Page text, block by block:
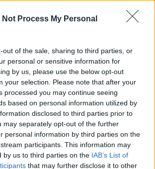
Not Process My Personal
out of the sale, sharing to third parties, or
personal or sensitive information for
by us, please use the below opt-out
your selection. Please note that after your
processed you may continue seeing
based on personal information utilized by
disclosed to third parties prior to
may separately opt-out of the further
personal information by third parties on the
participants. This information may
by us to third parties on the IAB’s List of
that may further disclose it to other
Αλέξη Τσίπρα, δήλωσε ότι κατά
διακυβέρνησής του
αντίθετες από όσες
ενώ άσκησε κριτική για τις
χώρας σε οικονομία, ανάπτυξη και
εκείνη την περίοδο.
ότι η κυβέρνηση Μητσοτάκη
αποτελεσματικά κρίσεις και
σημαντικές πρωτοβουλίες στην
και την άμυνα, οι οποίες, όπως
υλοποιηθεί στο παρελθόν.